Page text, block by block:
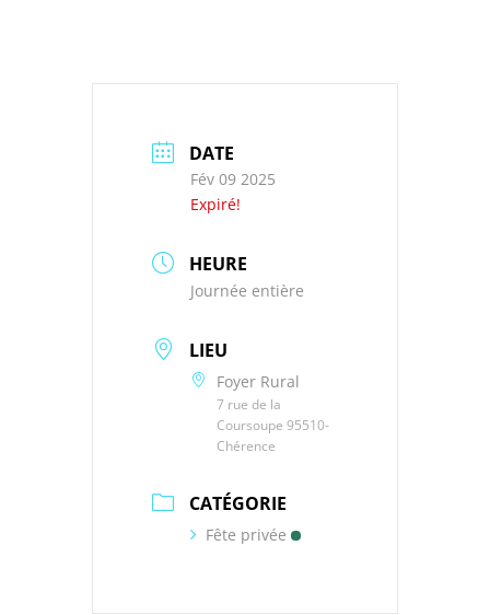
DATE
Fév 09 2025
Expiré!
HEURE
Journée entière
LIEU
Foyer Rural
7 rue de la
Coursoupe 95510-
Chérence
CATÉGORIE
Fête privée